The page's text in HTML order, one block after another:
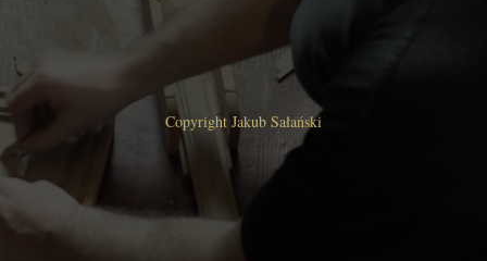
Copyright Jakub Sałański